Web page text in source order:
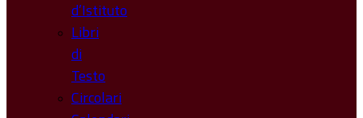
d’Istituto
Libri
di
Testo
Circolari